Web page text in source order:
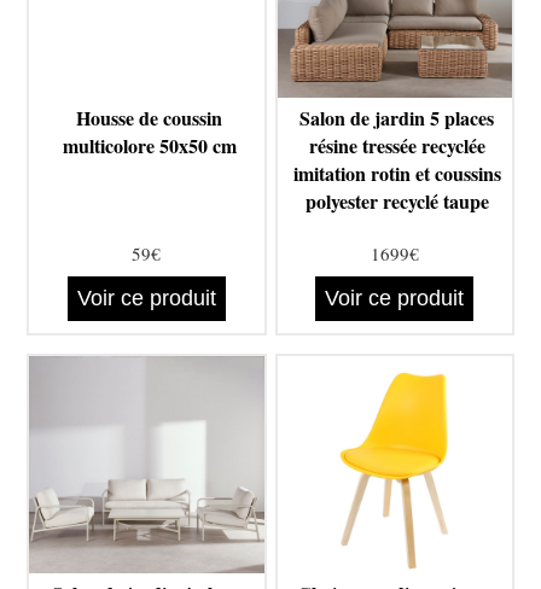
Housse de coussin
multicolore 50x50 cm
59€
Voir ce produit
Salon de jardin 5 places
résine tressée recyclée
imitation rotin et coussins
polyester recyclé taupe
1699€
Voir ce produit